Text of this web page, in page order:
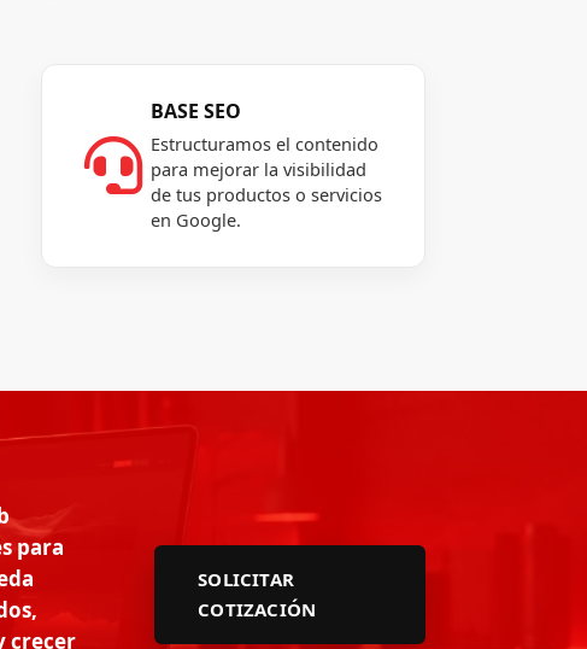

BASE SEO
Estructuramos el contenido
para mejorar la visibilidad
de tus productos o servicios
en Google.
para
crecer
SOLICITAR
COTIZACIÓN